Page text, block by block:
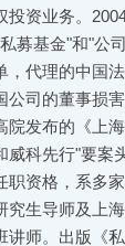
投资业务。
募基金"和"公
，代理的中国
公司的董事损
院发布的《上
威科先行"要案
职资格，系多
究生导师及上
讲师。出版《